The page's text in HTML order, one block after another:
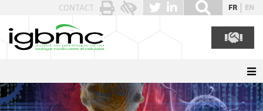
CONTACT FR EN
Panneau de gestion des cookies